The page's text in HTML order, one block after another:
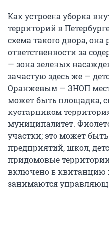
Как устроена уборка
территорий в
схема такого двора, она
ответственности за
— зона зеленых
зачастую здесь же —
Оранжевым — ЗНОП
может быть площадка,
кустарником
муниципалитет.
участки; это может
предприятий, школ,
придомовые
включено в квитанцию
занимаются